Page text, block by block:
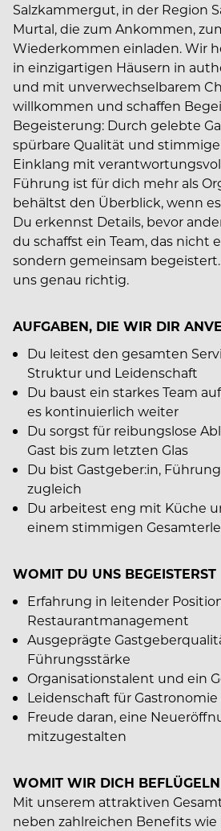
Salzkammergut, in der Region
Murtal, die zum Ankommen,
Wiederkommen einladen. Wir
in einzigartigen Häusern in
und mit unverwechselbarem
willkommen und schaffen
Begeisterung: Durch gelebte
spürbare Qualität und
Einklang mit
Führung ist für dich mehr als
behältst den Überblick, wenn
Du erkennst Details, bevor
du schaffst ein Team, das nicht
sondern gemeinsam
uns genau richtig.
AUFGABEN, DIE WIR DIR
Du leitest den gesamten
Struktur und Leidenschaft
Du baust ein starkes Team
es kontinuierlich weiter
Du sorgst für reibungslose
Gast bis zum letzten Glas
Du bist Gastgeber:in,
zugleich
Du arbeitest eng mit Küche
einem stimmigen
WOMIT DU UNS BEGEISTERST
Erfahrung in leitender
Restaurantmanagement
Ausgeprägte
Führungsstärke
Organisationstalent und ein
Leidenschaft für
Freude daran, eine
mitzugestalten
WOMIT WIR DICH
Mit unserem attraktiven
neben zahlreichen Benefits wie